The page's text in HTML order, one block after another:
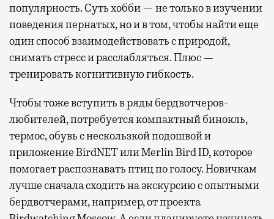
популярность. Суть хобби — не только в изучении
поведения пернатых, но и в том, чтобы найти еще
один способ взаимодействовать с природой,
снимать стресс и расслабляться. Плюс —
тренировать когнитивную гибкость.
Чтобы тоже вступить в ряды бердвотчеров-
любителей, потребуется компактный бинокль,
термос, обувь с нескользкой подошвой и
приложение BirdNET или Merlin Bird ID, которое
помогает распознавать птиц по голосу. Новичкам
лучше сначала сходить на экскурсию с опытными
бердвотчерами, например, от проекта